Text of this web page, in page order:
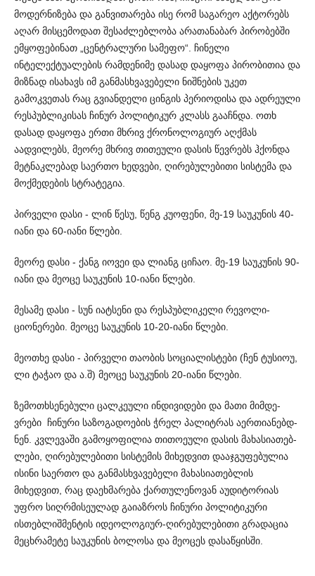
მოდე­რნ­ი­ზება და განვითარება ისე რომ საგარეო აქტორებს
აღარ მისცე­მო­დათ შესაძლებლობა არათანაბარ პირობებში
ემყოფებინათ „ცენ­ტ­რალური სამეფო“. ჩინელი
ინტელექტუალების რამდენიმე და­სად დაყოფა პირობითია და
მიზნად ისახავს იმ განმასხვავებელი ნიშნების უკეთ
გამოკვეთას რაც გვიანდელი ცინგის პერიოდისა და ადრეული
რესპუბლიკისას ჩინურ პოლიტიკურ კლასს გააჩ­ნდა. ოთხ
დასად დაყოფა ერთი მხრივ ქრონოლოგიურ აღქმას
აადვილებს, მეორე მხრივ თითეული დასის წევრებს ჰქონდა
მეტ­ნაკლებად საერთო ხედვები, ღირებულებითი სისტემა და
მოქმე­დების სტრატეგია.
პირველი დასი - ლინ წესუ, წენგ კუოფენი, მე-19 საუკუნის 40-
იანი და 60-იანი წლები.
მეორე დასი - ქანგ იოვეი და ლიანგ ციჩაო. მე-19 საუკუნის 90-
იანი და მეოცე საუკუნის 10-იანი წლები.
მესამე დასი - სუნ იატსენი და რესპუბლიკელი რევოლი­
ციონერები. მეოცე საუკუნის 10-20-იანი წლები.
მეოთხე დასი - პირველი თაობის სოციალისტები (ჩენ ტუს­იოუ,
ლი ტაჭაო და ა.შ) მეოცე საუკუნის 20-იანი წლები.
ზემოთხსენებული ცალკეული ინდივიდები და მათი მიმ­დ­ე­
ვრები ჩინური საზოგადოების ჭრელ პალიტრას აერთია­ნე­ბდ­
ნენ. კვლევაში გამოყოფილია თითოეული დასის მახასია­თებ­
ლ­ები, ღირებულებითი სისტემის მიხედვით დააჯგუფებულია
ისინი საერთო და განმასხვავებელი მახასიათებლის
მიხედვით, რაც დაეხმარება ქართულენოვან აუდიტორიას
უფრო სიღრმ­ისე­ულად გაიაზროს ჩინური პოლიტიკური
ისთებლიშმენტის იდე­ო­ლოგიურ-ღირებულებითი გრადაცია
მეცხრამეტე საუკუ­ნის ბო­ლ­­­ოსა და მეოცეს დასაწყისში.